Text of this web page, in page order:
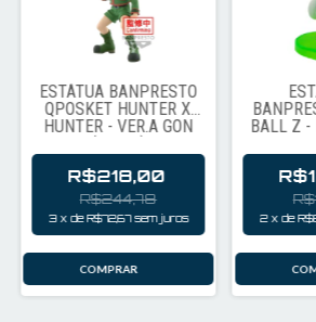
ESTÁTUA BANPRESTO
QPOSKET HUNTER X
HUNTER - VER.A GON
(83640)
R$218,00
R$244,78
3 xdeR$72,67 sem juros
BALL Z -
2 xde